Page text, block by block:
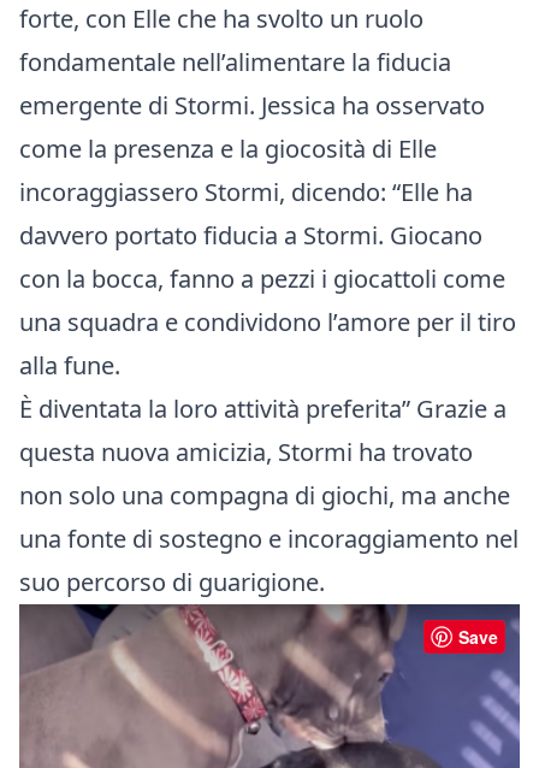
forte, con Elle che ha svolto un ruolo
fondamentale nell’alimentare la fiducia
emergente di Stormi. Jessica ha osservato
come la presenza e la giocosità di Elle
incoraggiassero Stormi, dicendo: “Elle ha
davvero portato fiducia a Stormi. Giocano
con la bocca, fanno a pezzi i giocattoli come
una squadra e condividono l’amore per il tiro
alla fune.
È diventata la loro attività preferita” Grazie a
questa nuova amicizia, Stormi ha trovato
non solo una compagna di giochi, ma anche
una fonte di sostegno e incoraggiamento nel
suo percorso di guarigione.
Save